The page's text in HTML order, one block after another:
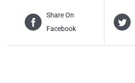
Share On
Facebook